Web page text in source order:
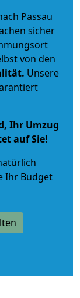
Passau
sicher
von den
. Unsere
Ihr Umzug
auf Sie!
Ihr Budget